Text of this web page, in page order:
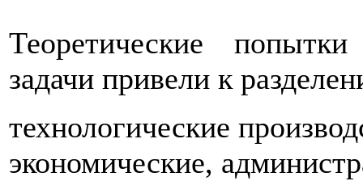
Теоретические
задачи привели к
технологические
экономические,